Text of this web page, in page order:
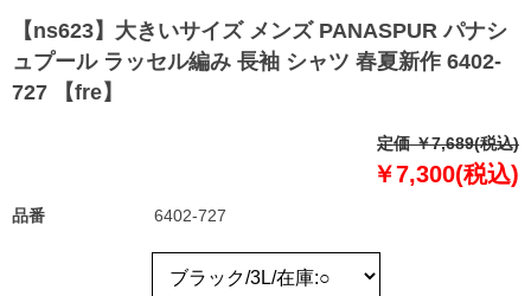
【ns623】大きいサイズ メンズ PANASPUR パナシ
ュプール ラッセル編み 長袖 シャツ 春夏新作 6402-
727 【fre】
定価 ￥7,689(税込)
￥7,300(税込)
品番 6402-727